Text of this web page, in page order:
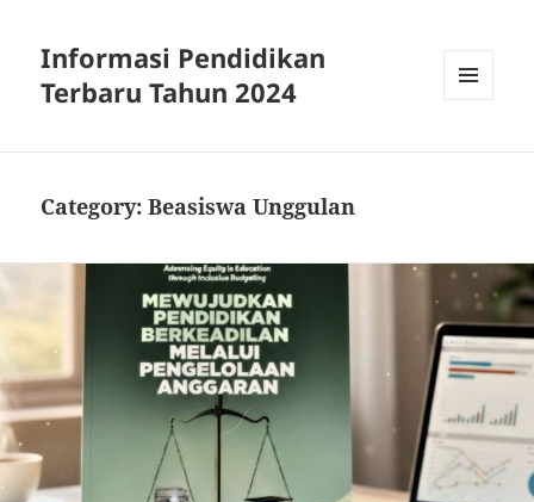
Informasi Pendidikan
Terbaru Tahun 2024
Category:Beasiswa Unggulan